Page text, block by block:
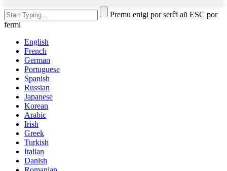
Premu enigi por serĉi aŭ ESC por
fermi
English
French
German
Portuguese
Spanish
Russian
Japanese
Korean
Arabic
Irish
Greek
Turkish
Italian
Danish